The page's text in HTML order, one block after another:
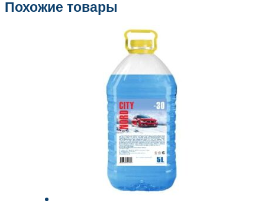
Похожие товары